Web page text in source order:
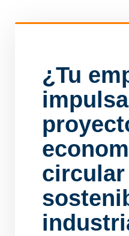
¿Tu
impulsa
circular